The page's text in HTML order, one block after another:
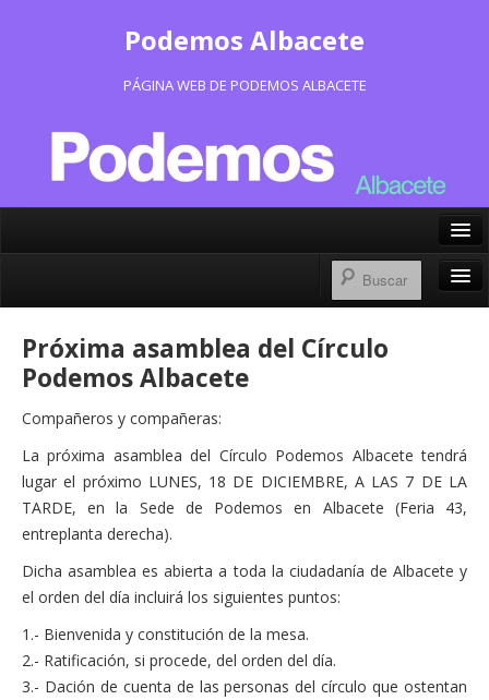
Podemos Albacete
PÁGINA WEB DE PODEMOS ALBACETE
Facebook
Instagram
Portavoz Municipal
Consejo Ciudadano Municipal
Actas Consejo Ciudadano
Actas Asamblea Ciudadana
Contacto
Participa con Podemos en Albacete
Próxima asamblea del Círculo
Podemos Albacete
Compañeros y compañeras:
La próxima asamblea del Círculo Podemos Albacete tendrá
lugar el próximo LUNES, 18 DE DICIEMBRE, A LAS 7 DE LA
TARDE, en la Sede de Podemos en Albacete (Feria 43,
entreplanta derecha).
Dicha asamblea es abierta a toda la ciudadanía de Albacete y
el orden del día incluirá los siguientes puntos:
1.- Bienvenida y constitución de la mesa.
2.- Ratificación, si procede, del orden del día.
3.- Dación de cuenta de las personas del círculo que ostentan